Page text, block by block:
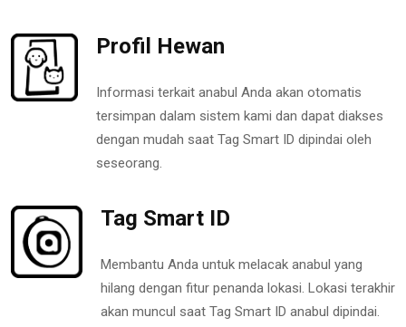
Profil Hewan
Informasi terkait anabul Anda akan otomatis
tersimpan dalam sistem kami dan dapat diakses
dengan mudah saat Tag Smart ID dipindai oleh
seseorang.
Tag Smart ID
Membantu Anda untuk melacak anabul yang
hilang dengan fitur penanda lokasi. Lokasi terakhir
akan muncul saat Tag Smart ID anabul dipindai.